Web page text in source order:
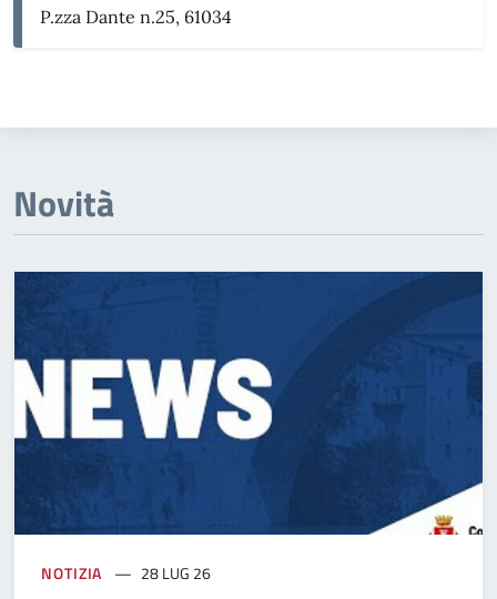
P.zza Dante n.25, 61034
Novità
NOTIZIA 28 LUG 26